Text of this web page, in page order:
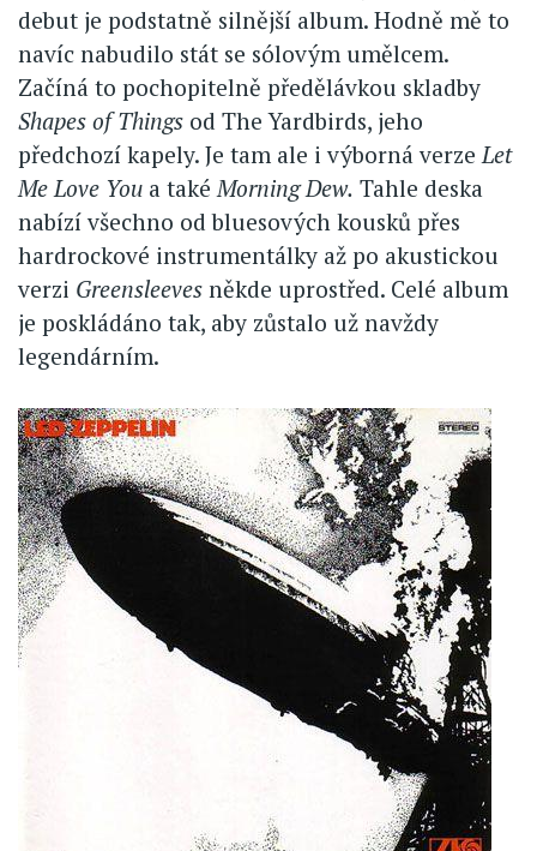
debut je podstatně silnější album. Hodně mě to
navíc nabudilo stát se sólovým umělcem.
Začíná to pochopitelně předělávkou skladby
Shapes of Things od The Yardbirds, jeho
předchozí kapely. Je tam ale i výborná verzeLet
Me Love You a takéMorning Dew. Tahle deska
nabízí všechno od bluesových kousků přes
hardrockové instrumentálky až po akustickou
verzi Greensleeves někde uprostřed. Celé album
je poskládáno tak, aby zůstalo už navždy
legendárním.